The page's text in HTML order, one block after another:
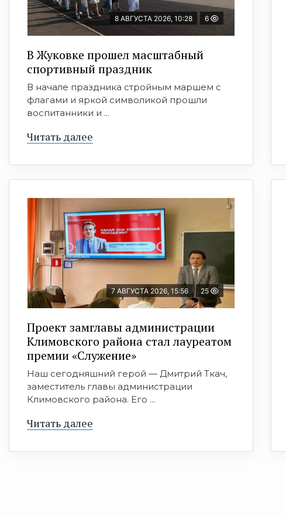
8 АВГУСТА 2026, 10:28 6
В Жуковке прошел масштабный
спортивный праздник
В начале праздника стройным маршем с
флагами и яркой символикой прошли
воспитанники и ...
Читать далее
7 АВГУСТА 2026, 15:56 25
Проект замглавы администрации
Климовского района стал лауреатом
премии «Служение»
Наш сегодняшний герой — Дмитрий Ткач,
заместитель главы администрации
Климовского района. Его ...
Читать далее